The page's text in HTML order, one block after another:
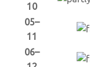
10
05–
11
06–